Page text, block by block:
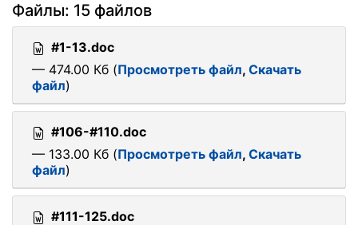
Файлы: 15 файлов
#1-13.doc
— 474.00 Кб (Просмотреть файл, Скачать
файл)
#106-#110.doc
— 133.00 Кб (Просмотреть файл, Скачать
файл)
#111-125.doc